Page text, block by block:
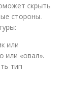
скрыть
стороны.
или
или «овал».
тип